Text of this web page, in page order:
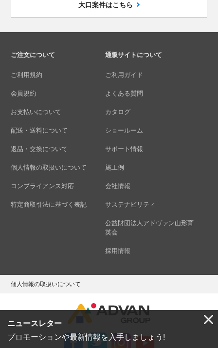
ニュースレター
プロモーションや最新情報を入手しましょう!
大口案件はこちら
ご注文について
ご利用規約
会員規約
お支払いについて
配送・送料について
返品・交換について
個人情報の取扱いについて
コンプライアンス対応
特定商取引法に基づく表記
通販サイトについて
ご利用ガイド
よくある質問
カタログ
ショールーム
サポート情報
施工例
会社情報
サステナビリティ
公益財団法人アドヴァン山形育
英会
採用情報
個人情報の取扱いについて